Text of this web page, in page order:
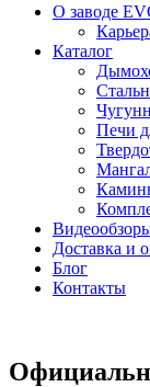
О заводе
Каталог
Печи
Доставка и
Блог
Контакты